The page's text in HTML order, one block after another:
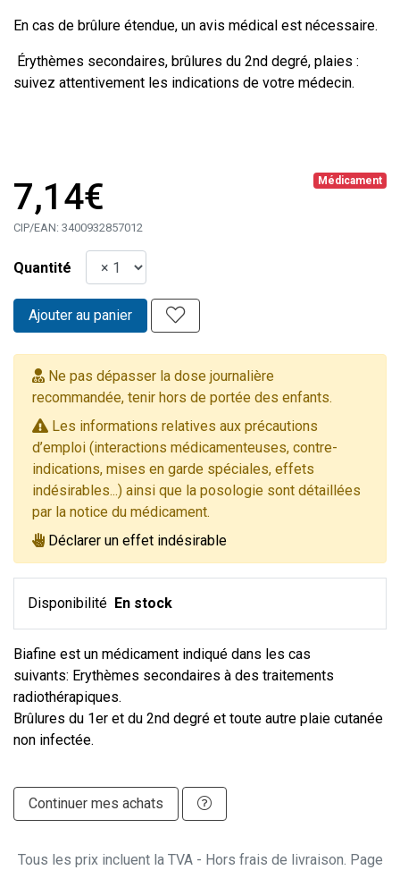
En cas de brûlure étendue, un avis médical est nécessaire.
Érythèmes secondaires, brûlures du 2nd degré, plaies :
suivez attentivement les indications de votre médecin.
Médicament
7,14€
CIP/EAN: 3400932857012
Quantité
Ajouter au panier
Ne pas dépasser la dose journalière
recommandée, tenir hors de portée des enfants.
Les informations relatives aux précautions
d’emploi (interactions médicamenteuses, contre-
indications, mises en garde spéciales, effets
indésirables...) ainsi que la posologie sont détaillées
par la notice du médicament.
Déclarer un effet indésirable
Disponibilité En stock
Biafine est un médicament indiqué dans les cas
suivants: Erythèmes secondaires à des traitements
radiothérapiques.
Brûlures du 1er et du 2nd degré et toute autre plaie cutanée
non infectée.
Continuer mes achats
Tous les prix incluent la TVA - Hors frais de livraison. Page